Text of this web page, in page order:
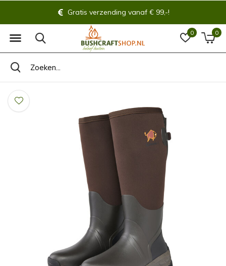
0 0
Gratis verzending vanaf € 99,-!